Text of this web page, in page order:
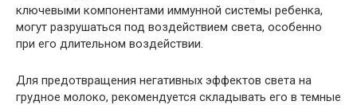
ключевыми компонентами иммунной системы ребенка,
могут разрушаться под воздействием света, особенно
при его длительном воздействии.
Для предотвращения негативных эффектов света на
грудное молоко, рекомендуется складывать его в темные